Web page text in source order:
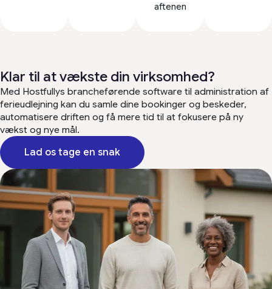
aftenen
Klar til at vækste din virksomhed?
Med Hostfullys brancheførende software til administration af
ferieudlejning kan du samle dine bookinger og beskeder,
automatisere driften og få mere tid til at fokusere på ny
vækst og nye mål.
Lad os tage en snak